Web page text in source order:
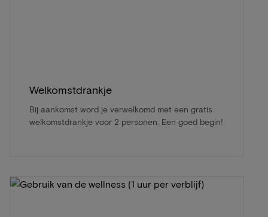
Welkomstdrankje
Bij aankomst word je verwelkomd met een gratis
welkomstdrankje voor 2 personen. Een goed begin!